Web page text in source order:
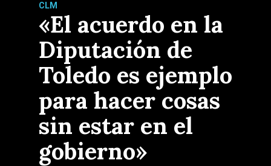
CLM
«El acuerdo en la
Diputación de
Toledo es ejemplo
para hacer cosas
sin estar en el
gobierno»